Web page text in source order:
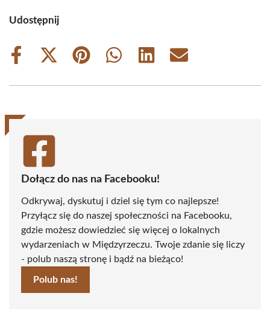
Udostępnij
Share
Share
(Twitter)
Share
Share
Share
Share
Dołącz do nas na Facebooku!
Odkrywaj, dyskutuj i dziel się tym co najlepsze!
Przyłącz się do naszej społeczności na Facebooku,
gdzie możesz dowiedzieć się więcej o lokalnych
wydarzeniach w Międzyrzeczu. Twoje zdanie się liczy
- polub naszą stronę i bądź na bieżąco!
Polub nas!